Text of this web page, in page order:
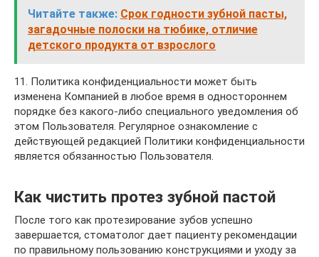
Читайте также: Срок годности зубной пасты,
загадочные полоски на тюбике, отличие
детского продукта от взрослого
11. Политика конфиденциальности может быть
изменена Компанией в любое время в одностороннем
порядке без какого-либо специального уведомления об
этом Пользователя. Регулярное ознакомление с
действующей редакцией Политики конфиденциальности
является обязанностью Пользователя.
Как чистить протез зубной пастой
После того как протезирование зубов успешно
завершается, стоматолог дает пациенту рекомендации
по правильному пользованию конструкциями и уходу за